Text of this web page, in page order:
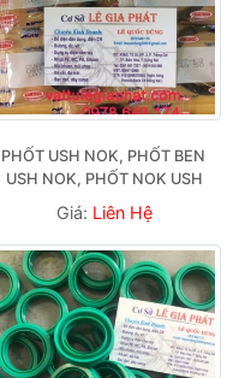
PHỐT USH NOK, PHỐT BEN
USH NOK, PHỐT NOK USH
Giá: Liên Hệ